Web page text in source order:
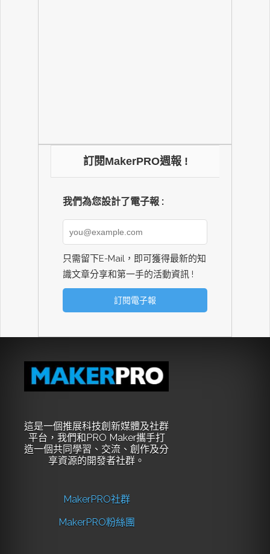
訂閱MakerPRO週報 !
我們為您設計了電子報 :
只需留下E-Mail，即可獲得最新的知
識文章分享和第一手的活動資訊 !
這是一個推展科技創新媒體及社群
平台，我們和PRO Maker攜手打
造一個共同學習、交流、創作及分
享資源的開發者社群。
MakerPRO社群
MakerPRO粉絲團